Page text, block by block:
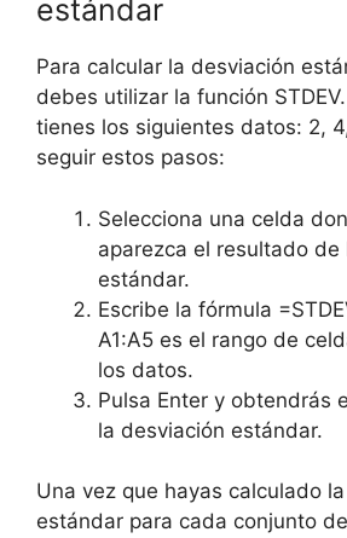
estándar
Para calcular la desviación
debes utilizar la función
tienes los siguientes datos: 2,
seguir estos pasos:
Selecciona una celda
aparezca el resultado de
estándar.
Escribe la fórmula
A1:A5 es el rango de
los datos.
Pulsa Enter y obtendrás
la desviación estándar.
Una vez que hayas calculado
estándar para cada conjunto